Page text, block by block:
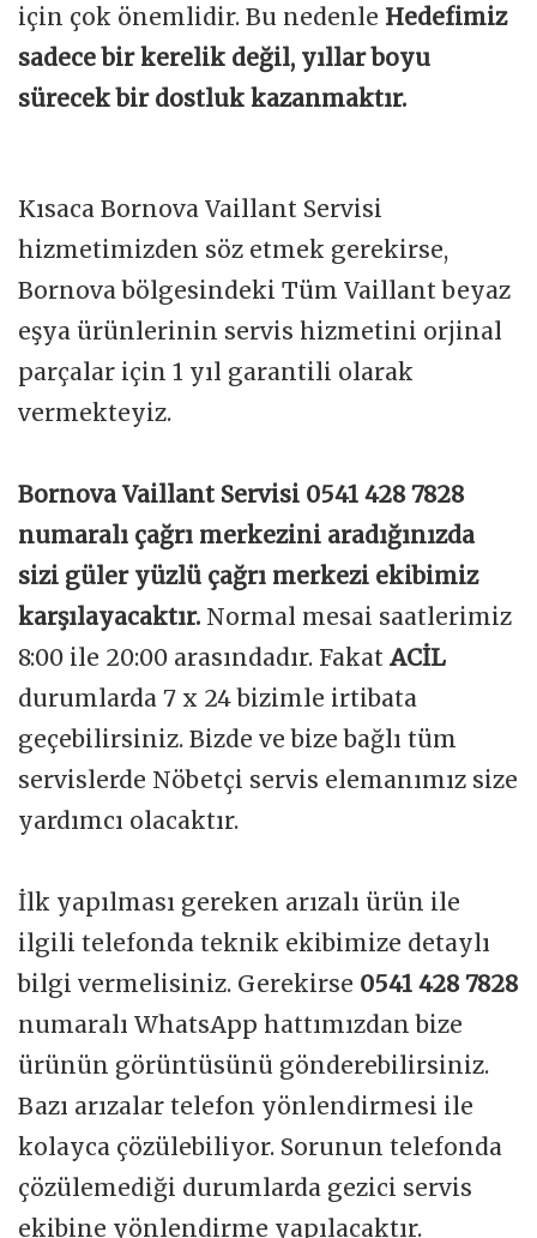
için çok önemlidir. Bu nedenle Hedefimiz
sadece bir kerelik değil, yıllar boyu
sürecek bir dostluk kazanmaktır.
Kısaca Bornova Vaillant Servisi
hizmetimizden söz etmek gerekirse,
Bornova bölgesindeki Tüm Vaillant beyaz
eşya ürünlerinin servis hizmetini orjinal
parçalar için 1 yıl garantili olarak
vermekteyiz.
Bornova Vaillant Servisi 0541 428 7828
numaralı çağrı merkezini aradığınızda
sizi güler yüzlü çağrı merkezi ekibimiz
karşılayacaktır. Normal mesai saatlerimiz
8:00 ile 20:00 arasındadır. Fakat ACİL
durumlarda 7 x 24 bizimle irtibata
geçebilirsiniz. Bizde ve bize bağlı tüm
servislerde Nöbetçi servis elemanımız size
yardımcı olacaktır.
İlk yapılması gereken arızalı ürün ile
ilgili telefonda teknik ekibimize detaylı
bilgi vermelisiniz. Gerekirse 0541 428 7828
numaralı WhatsApp hattımızdan bize
ürünün görüntüsünü gönderebilirsiniz.
Bazı arızalar telefon yönlendirmesi ile
kolayca çözülebiliyor. Sorunun telefonda
çözülemediği durumlarda gezici servis
ekibine yönlendirme yapılacaktır.